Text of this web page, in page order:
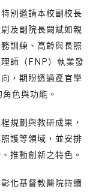
別邀請本校副校長
及副院長闕斌如親
訓練、高齡與長照
師（FNP）執業發
，期盼透過產官學
色與功能。
規劃與教研成果，
護等領域，並安排
推動創新之特色。
化基督教醫院持續